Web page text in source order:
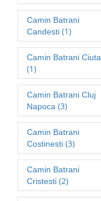
Camin Batrani
Candesti (1)
Camin Batrani Ciuta
(1)
Camin Batrani Cluj
Napoca (3)
Camin Batrani
Costinesti (3)
Camin Batrani
Cristesti (2)